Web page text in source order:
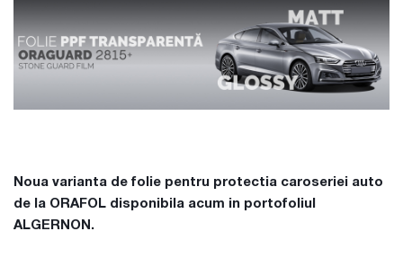
Noua varianta de folie pentru protectia caroseriei auto
de la ORAFOL disponibila acum in portofoliul
ALGERNON.